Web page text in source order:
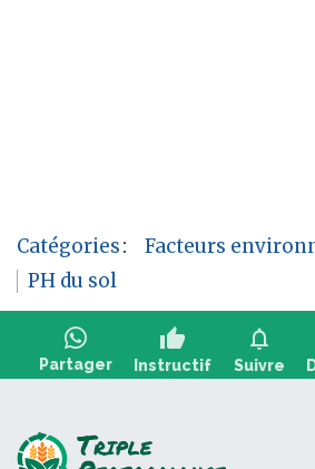
Catégories:
Facteurs
PH du sol
Partager
thumb_up
Instructif
notifications
Suivre